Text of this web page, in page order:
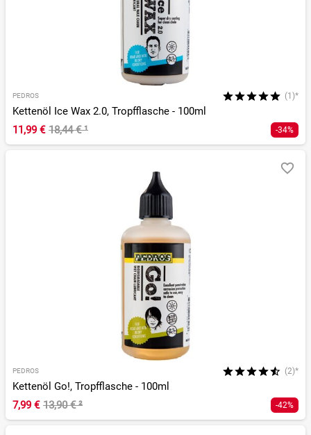
PEDROS (1)*
Kettenöl Ice Wax 2.0, Tropfflasche - 100ml
11,99 € 18,44 €¹ -34%
PEDROS (2)*
Kettenöl Go!, Tropfflasche - 100ml
7,99 € 13,90 €² -42%